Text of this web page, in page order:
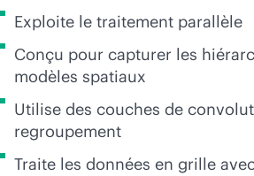
Exploite le traitement parallèle
Conçu pour capturer les
modèles spatiaux
Utilise des couches de
regroupement
Traite les données en grille